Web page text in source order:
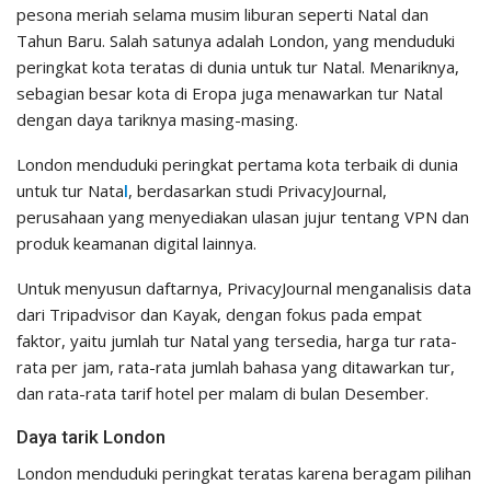
pesona meriah selama musim liburan seperti Natal dan
Tahun Baru. Salah satunya adalah London, yang menduduki
peringkat kota teratas di dunia untuk tur Natal. Menariknya,
sebagian besar kota di Eropa juga menawarkan tur Natal
dengan daya tariknya masing-masing.
London menduduki peringkat pertama kota terbaik di dunia
untuk tur Natal, berdasarkan studi PrivacyJournal,
perusahaan yang menyediakan ulasan jujur tentang VPN dan
produk keamanan digital lainnya.
Untuk menyusun daftarnya, PrivacyJournal menganalisis data
dari Tripadvisor dan Kayak, dengan fokus pada empat
faktor, yaitu jumlah tur Natal yang tersedia, harga tur rata-
rata per jam, rata-rata jumlah bahasa yang ditawarkan tur,
dan rata-rata tarif hotel per malam di bulan Desember.
Daya tarik London
London menduduki peringkat teratas karena beragam pilihan